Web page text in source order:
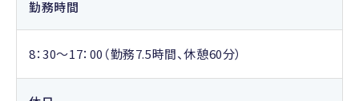
勤務時間
8：30～17：00（勤務7.5時間、休憩60分）